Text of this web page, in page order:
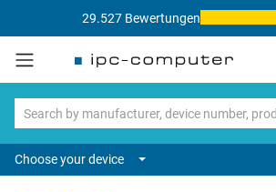
29.527 Bewertungen
Choose your device